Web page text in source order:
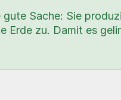
gute Sache: Sie
Erde zu. Damit es